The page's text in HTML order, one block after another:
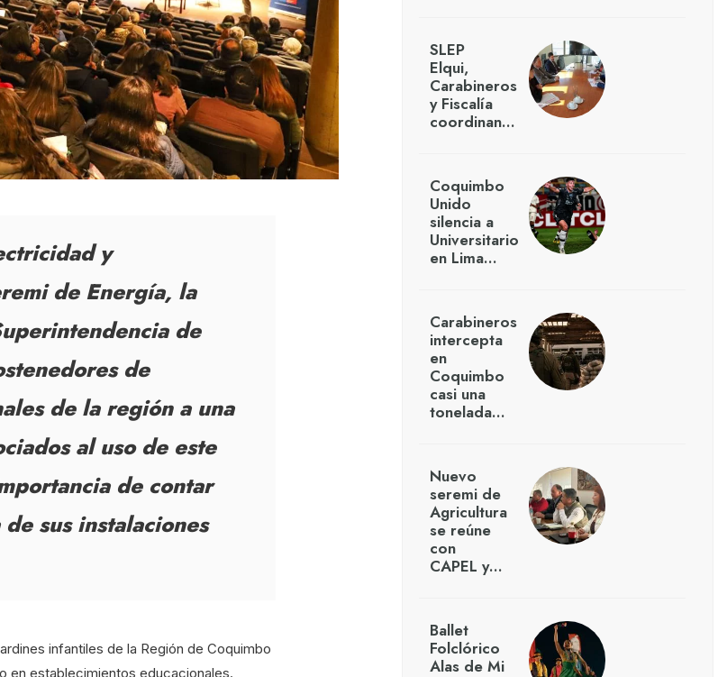
y
de Energía, la
de
de
de la región a una
al uso de este
de contar
sus instalaciones
infantiles de la Región de Coquimbo
en establecimientos educacionales.
SLEP
Elqui,
Carabineros
y Fiscalía
coordinan…
Coquimbo
Unido
silencia a
Universitario
en Lima…
Carabineros
intercepta
en
Coquimbo
casi una
tonelada…
Nuevo
seremi de
Agricultura
se reúne
con
CAPEL y…
Ballet
Folclórico
Alas de Mi